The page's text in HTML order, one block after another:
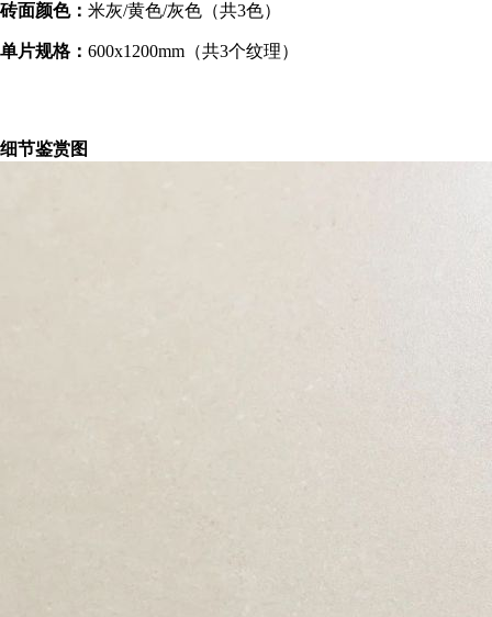
砖面颜色： 米灰/黄色/灰色（共3色）
单片规格： 600x1200mm（共3个纹理）
细节鉴赏图